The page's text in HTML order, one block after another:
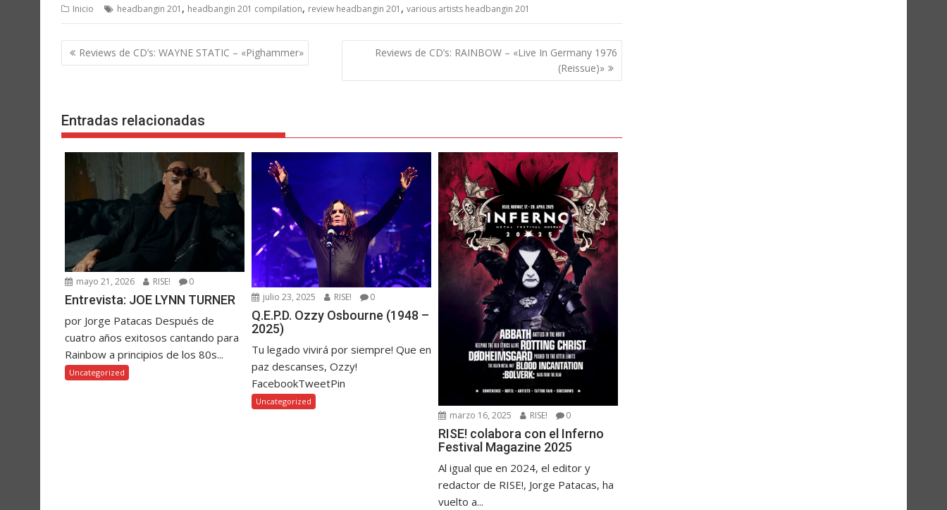
Inicio headbangin 201 , headbangin 201 compilation, review headbangin 201 , various artists headbangin 201
Navegación
de
Reviews de CD’s: WAYNE STATIC – «Pighammer»
Reviews de CD’s: RAINBOW – «Live In Germany 1976
(Reissue)»
Entradas relacionadas
mayo 21, 2026 RISE! 0
Entrevista: JOE LYNN TURNER
por Jorge Patacas Después de
cuatro años exitosos cantando para
Rainbow a principios de los 80s...
Uncategorized
julio 23, 2025 RISE! 0
Q.E.P.D. Ozzy Osbourne (1948 –
2025)
Tu legado vivirá por siempre! Que en
paz descanses, Ozzy!
FacebookTweetPin
Uncategorized
marzo 16, 2025 RISE! 0
RISE! colabora con el Inferno
Festival Magazine 2025
Al igual que en 2024, el editor y
redactor de RISE!, Jorge Patacas, ha
vuelto a...